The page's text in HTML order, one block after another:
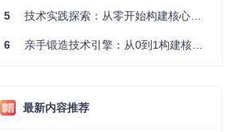
5 技术实践探索：从零开始构建核心系统的实践指南
6 亲手锻造技术引擎：从0到1构建核心系统的实践指南
最新内容推荐